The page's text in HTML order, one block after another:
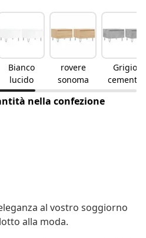
Bianco
lucido
rovere
sonoma
Grigio
cemento
nella confezione
al vostro soggiorno
alla moda.